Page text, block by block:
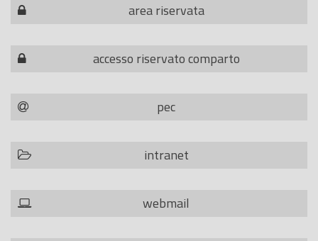
area riservata
accesso riservato comparto
pec
intranet
webmail